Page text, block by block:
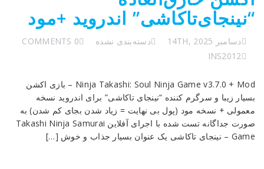
“نینجای‌تاکاشی” اندروید +مود
دسامبر 14TH, 2025 دسته‌بندی نشده
0 COMMENTS
INS2012
Ninja Takashi: Soul Ninja Game v3.7.0 + Mod – بازی اکشن
بسیار زیبا و سرگرم کننده “نینجای تاکاشی” برای اندروید نسخه
معمولی + نسخه مود (پول بی نهایت = زیاد شدن بجای کم شدن) به
صورت جداگانه تست شده با اجرای آفلاین Takashi Ninja Samurai
Game – نینجای تاکاشی یک عنوان بسیار جذاب و خوش […]